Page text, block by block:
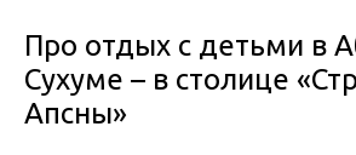
Про отдых с детьми в
Сухуме – в столице
Апсны»